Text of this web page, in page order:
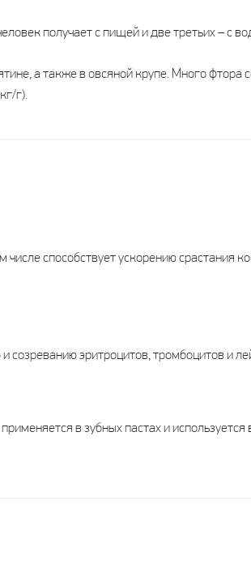
получает с пищей и две третьих – с
а также в овсяной крупе. Много фтора
г).
способствует ускорению срастания
созреванию эритроцитов, тромбоцитов и
в зубных пастах и используется